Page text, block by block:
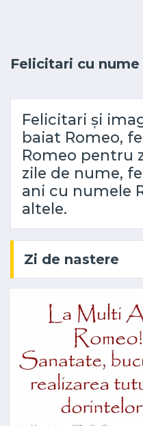
Felicitari cu nume
Felicitari și
baiat Romeo,
Romeo pentru
zile de nume,
ani cu numele
altele.
Zi de nastere